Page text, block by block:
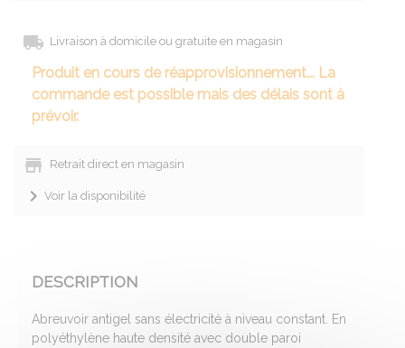
Livraison à domicile ou gratuite en magasin
Produit en cours de réapprovisionnement... La
commande est possible mais des délais sont à
prévoir.
Retrait direct en magasin
Voir la disponibilité
DESCRIPTION
Abreuvoir antigel sans électricité à niveau constant. En
polyéthylène haute densité avec double paroi